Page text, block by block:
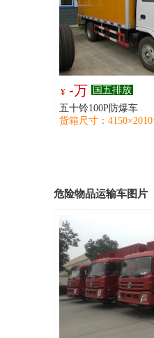
¥ -万 国五排放
五十铃100P防爆车
货箱尺寸：
危险物品运输车图片